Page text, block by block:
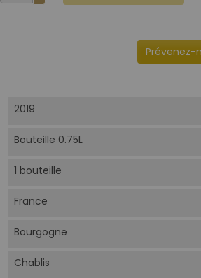
Prévenez-
2019
Bouteille 0.75L
1 bouteille
France
Bourgogne
Chablis